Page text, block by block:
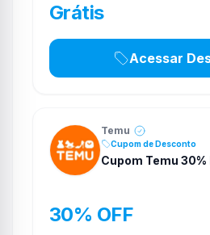
Grátis
Acessar
Temu
Cupom de Desconto
Cupom Temu 30%
30% OFF